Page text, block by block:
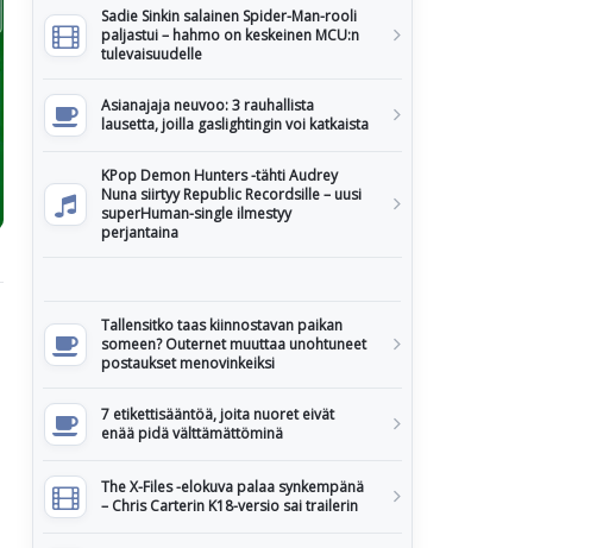
Sadie Sinkin salainen Spider-Man-rooli
paljastui – hahmo on keskeinen MCU:n
tulevaisuudelle
Asianajaja neuvoo: 3 rauhallista
lausetta, joilla gaslightingin voi katkaista
KPop Demon Hunters -tähti Audrey
Nuna siirtyy Republic Recordsille – uusi
superHuman-single ilmestyy
perjantaina
Tallensitko taas kiinnostavan paikan
someen? Outernet muuttaa unohtuneet
postaukset menovinkeiksi
7 etikettisääntöä, joita nuoret eivät
enää pidä välttämättöminä
The X-Files -elokuva palaa synkempänä
– Chris Carterin K18-versio sai trailerin